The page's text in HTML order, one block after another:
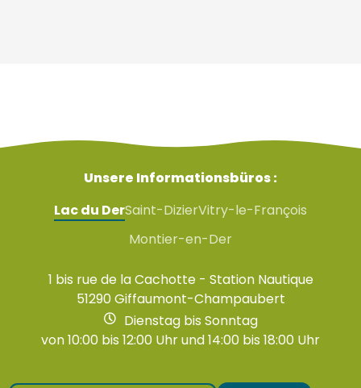
Unsere Informationsbüros :
Lac du DerSaint-DizierVitry-le-François
Montier-en-Der
1 bis rue de la Cachotte - Station Nautique
51290 Giffaumont-Champaubert
Dienstag bis Sonntag
von 10:00 bis 12:00 Uhr und 14:00 bis 18:00 Uhr